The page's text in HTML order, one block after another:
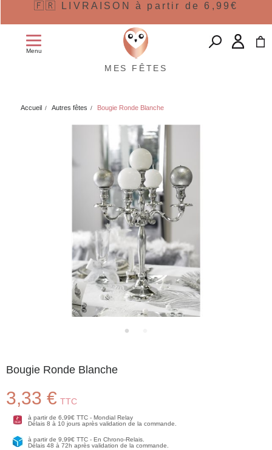
🇫🇷 LIVRAISON à partir de 6,99€
Menu
MES FÊTES
Accueil Autres fêtes Bougie Ronde Blanche
Bougie Ronde Blanche
3,33 € TTC
à partir de 6,99€ TTC - Mondial Relay
Délais 8 à 10 jours après validation de la commande.
à partir de 9,99€ TTC - En Chrono-Relais.
Délais 48 à 72h après validation de la commande.